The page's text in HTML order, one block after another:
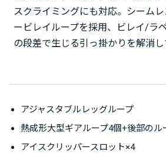
スクライミングにも対応。シーム
ービレイループを採用、ビレイ/ラ
の段差で生じる引っ掛かりを解消し
アジャスタブルレッグループ
熱成形大型ギアループ4個+後部のル
アイスクリッパースロット×4